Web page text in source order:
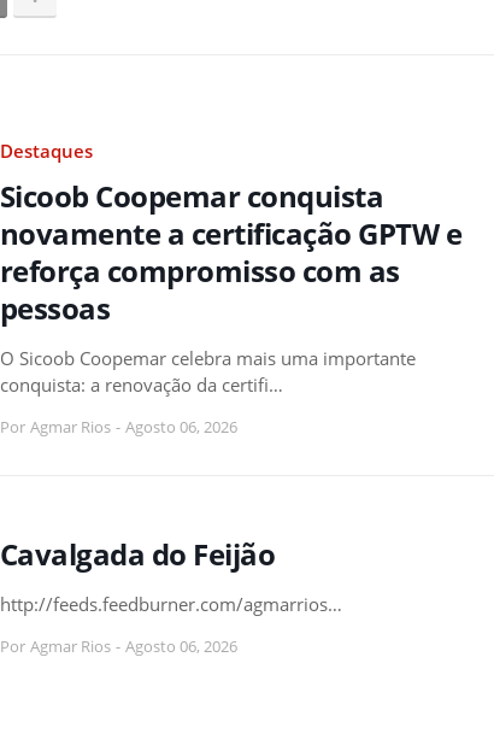
Destaques
Sicoob Coopemar conquista
novamente a certificação GPTW e
reforça compromisso com as
pessoas
O Sicoob Coopemar celebra mais uma importante
conquista: a renovação da certifi…
Por Agmar Rios - Agosto 06, 2026
Cavalgada do Feijão
http://feeds.feedburner.com/agmarrios…
Por Agmar Rios - Agosto 06, 2026